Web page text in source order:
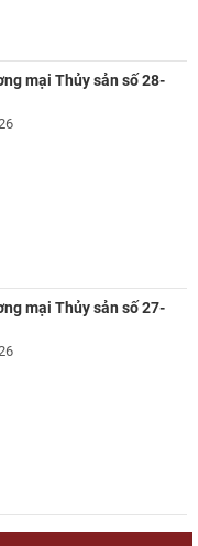
mại Thủy sản số 28-
mại Thủy sản số 27-